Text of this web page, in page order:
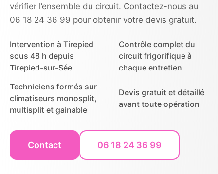
vérifier l’ensemble du circuit. Contactez-nous au
06 18 24 36 99 pour obtenir votre devis gratuit.
Intervention à Tirepied
sous 48 h depuis
Tirepied-sur-Sée
Contrôle complet du
circuit frigorifique à
chaque entretien
Techniciens formés sur
climatiseurs monosplit,
multisplit et gainable
Devis gratuit et détaillé
avant toute opération
Contact 06 18 24 36 99